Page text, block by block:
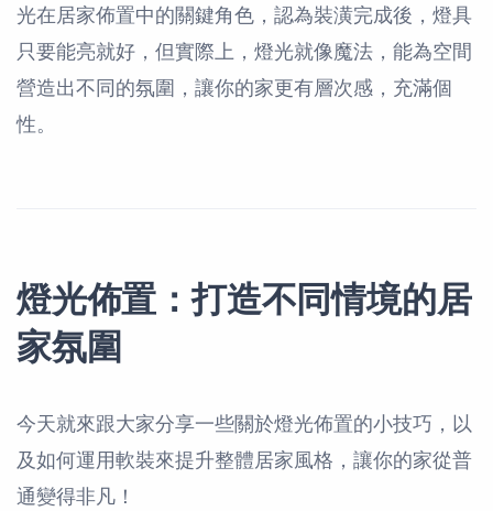
光在居家佈置中的關鍵角色，認為裝潢完成後，燈具
只要能亮就好，但實際上，燈光就像魔法，能為空間
營造出不同的氛圍，讓你的家更有層次感，充滿個
性。
燈光佈置：打造不同情境的居
家氛圍
今天就來跟大家分享一些關於燈光佈置的小技巧，以
及如何運用軟裝來提升整體居家風格，讓你的家從普
通變得非凡！